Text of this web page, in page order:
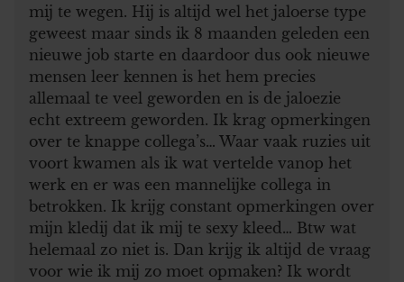
mij te wegen. Hij is altijd wel het jaloerse type
geweest maar sinds ik 8 maanden geleden een
nieuwe job starte en daardoor dus ook nieuwe
mensen leer kennen is het hem precies
allemaal te veel geworden en is de jaloezie
echt extreem geworden. Ik krag opmerkingen
over te knappe collega’s… Waar vaak ruzies uit
voort kwamen als ik wat vertelde vanop het
werk en er was een mannelijke collega in
betrokken. Ik krijg constant opmerkingen over
mijn kledij dat ik mij te sexy kleed… Btw wat
helemaal zo niet is. Dan krijg ik altijd de vraag
voor wie ik mij zo moet opmaken? Ik wordt